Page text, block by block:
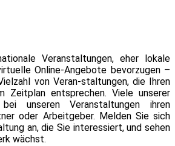
Veranstaltungen, eher lokale
Online-Angebote bevorzugen –
von Veran-staltungen, die Ihren
Zeitplan entsprechen. Viele unserer
unseren Veranstaltungen ihren
oder Arbeitgeber. Melden Sie sich
an, die Sie interessiert, und sehen
wächst.